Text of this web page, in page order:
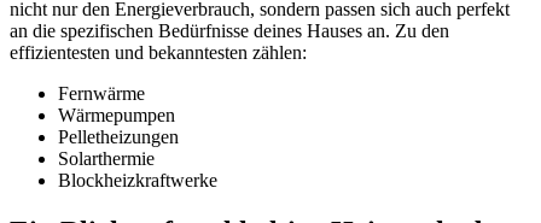
nicht nur den Energieverbrauch, sondern passen sich auch perfekt
an die spezifischen Bedürfnisse deines Hauses an. Zu den
effizientesten und bekanntesten zählen:
Fernwärme
Wärmepumpen
Pelletheizungen
Solarthermie
Blockheizkraftwerke